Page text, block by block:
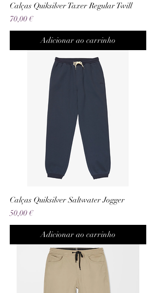
Calças Quiksilver Taxer Regular Twill
Preço
70,00 €
Adicionar ao carrinho
Calças Quiksilver Saltwater Jogger
Preço
50,00 €
Adicionar ao carrinho